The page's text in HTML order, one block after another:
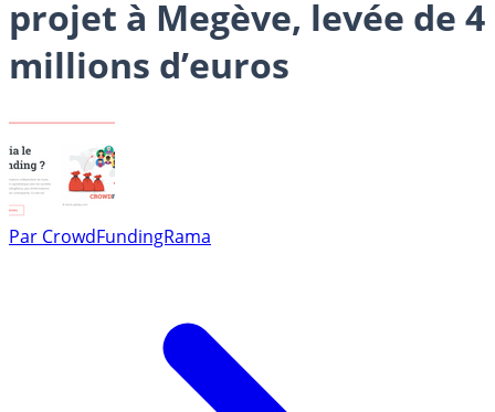
projet à Megève, levée de 4
millions d’euros
Par CrowdFundingRama